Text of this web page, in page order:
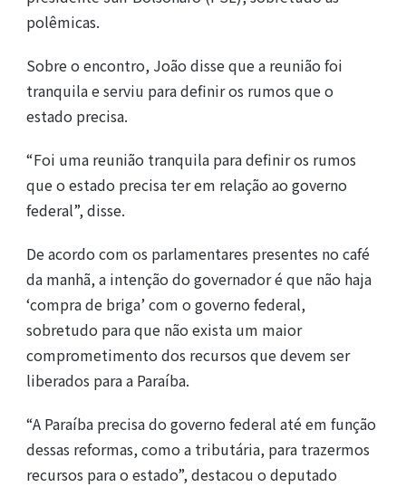
polêmicas.
Sobre o encontro, João disse que a reunião foi
tranquila e serviu para definir os rumos que o
estado precisa.
“Foi uma reunião tranquila para definir os rumos
que o estado precisa ter em relação ao governo
federal”, disse.
De acordo com os parlamentares presentes no café
da manhã, a intenção do governador é que não haja
‘compra de briga’ com o governo federal,
sobretudo para que não exista um maior
comprometimento dos recursos que devem ser
liberados para a Paraíba.
“A Paraíba precisa do governo federal até em função
dessas reformas, como a tributária, para trazermos
recursos para o estado”, destacou o deputado